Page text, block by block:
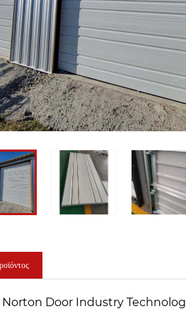
Door Industry Technology